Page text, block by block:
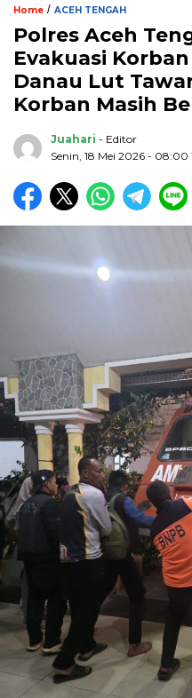
Home / ACEH TENGAH
Polres Aceh
Evakuasi
Danau Lut
Korban Masih
Juahari - Editor
Senin, 18 Mei 2026 - 08:00